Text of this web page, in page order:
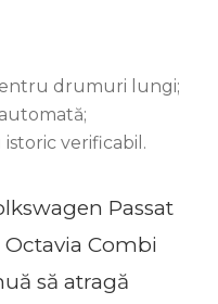
drumuri lungi;
verificabil.
Passat
Octavia Combi
să atragă